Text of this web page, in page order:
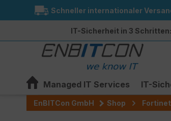
Zur Hauptnavigation springen
Schneller internationaler
IT-Sicherheit in 3 Schritten:
Managed IT Services IT-
EnBITCon GmbH Shop Fortinet